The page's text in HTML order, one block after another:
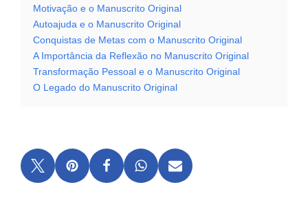
Motivação e o Manuscrito Original
Autoajuda e o Manuscrito Original
Conquistas de Metas com o Manuscrito Original
A Importância da Reflexão no Manuscrito Original
Transformação Pessoal e o Manuscrito Original
O Legado do Manuscrito Original